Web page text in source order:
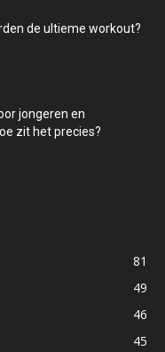
de ultieme workout?
jongeren en
zit het precies?
81
49
46
45